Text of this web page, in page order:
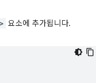
요소에 추가됩니다.